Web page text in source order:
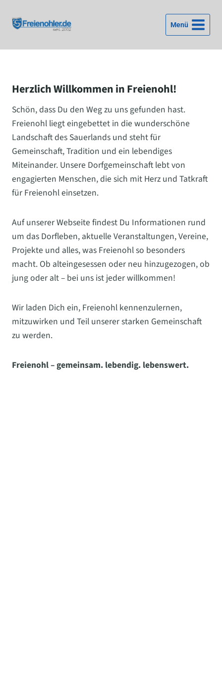
Inhalt
springen
Menü
Herzlich Willkommen in Freienohl!
Schön, dass Du den Weg zu uns gefunden hast.
Freienohl liegt eingebettet in die wunderschöne
Landschaft des Sauerlands und steht für
Gemeinschaft, Tradition und ein lebendiges
Miteinander. Unsere Dorfgemeinschaft lebt von
engagierten Menschen, die sich mit Herz und Tatkraft
für Freienohl einsetzen.
Auf unserer Webseite findest Du Informationen rund
um das Dorfleben, aktuelle Veranstaltungen, Vereine,
Projekte und alles, was Freienohl so besonders
macht. Ob alteingesessen oder neu hinzugezogen, ob
jung oder alt – bei uns ist jeder willkommen!
Wir laden Dich ein, Freienohl kennenzulernen,
mitzuwirken und Teil unserer starken Gemeinschaft
zu werden.
Freienohl – gemeinsam. lebendig. lebenswert.